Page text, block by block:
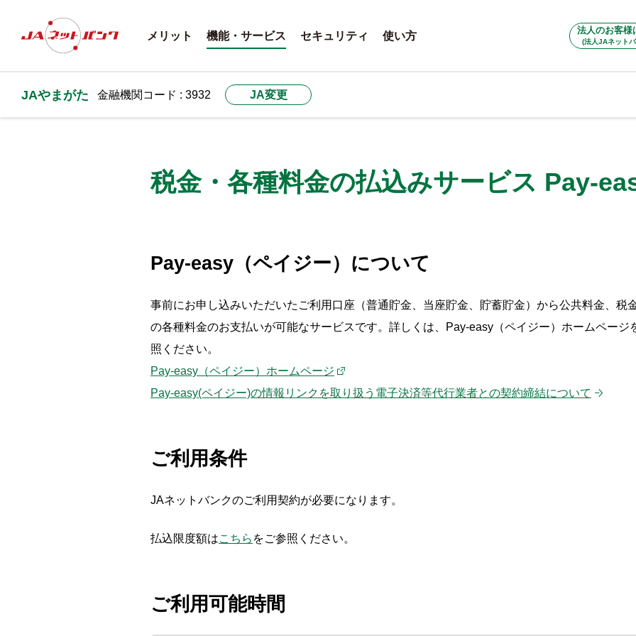
法人のお客様
(法人JAネット
メリット 機能・サービス セキュリティ 使い方
JAやまがた 金融機関コード : 3932 JA変更
税金・各種料金の払込みサービス Pay-
Pay-easy（ペイジー）について
事前にお申し込みいただいたご利用口座（普通貯金、当座貯金、貯蓄貯金）から公共料金、税
の各種料金のお支払いが可能なサービスです。詳しくは、Pay-easy（ペイジー）ホームページ
照ください。
Pay-easy（ペイジー）ホームページ
Pay-easy(ペイジー)の情報リンクを取り扱う電子決済等代行業者との契約締結について
ご利用条件
JAネットバンクのご利用契約が必要になります。
払込限度額はこちら をご参照ください。
ご利用可能時間